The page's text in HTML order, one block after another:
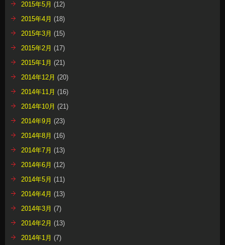
2015年5月 (12)
2015年4月 (18)
2015年3月 (15)
2015年2月 (17)
2015年1月 (21)
2014年12月 (20)
2014年11月 (16)
2014年10月 (21)
2014年9月 (23)
2014年8月 (16)
2014年7月 (13)
2014年6月 (12)
2014年5月 (11)
2014年4月 (13)
2014年3月 (7)
2014年2月 (13)
2014年1月 (7)